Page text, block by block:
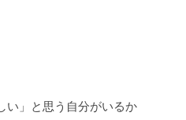
い」と思う自分がいるか